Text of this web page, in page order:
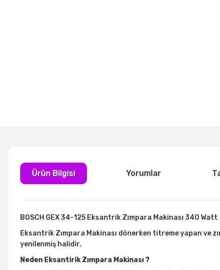
Ürün Bilgisi Yorumlar
BOSCH GEX 34-125 Eksantrik Zımpara Makinası 340 Watt
Eksantrik Zımpara Makinası dönerken titreme yapan ve
yenilenmiş halidir.
Neden Eksantirik Zımpara Makinası ?